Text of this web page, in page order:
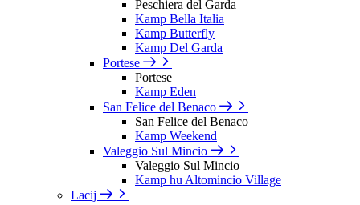
Peschiera del Garda
Kamp Bella Italia
Kamp Butterfly
Kamp Del Garda
Portese
Portese
Kamp Eden
San Felice del Benaco
San Felice del Benaco
Kamp Weekend
Valeggio Sul Mincio
Valeggio Sul Mincio
Kamp hu Altomincio Village
Lacij